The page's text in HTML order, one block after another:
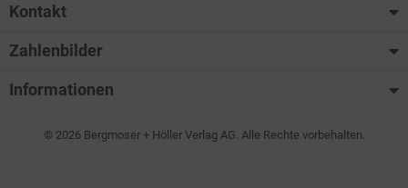
Kontakt
Zahlenbilder
Informationen
© 2026 Bergmoser + Höller Verlag AG. Alle Rechte vorbehalten.